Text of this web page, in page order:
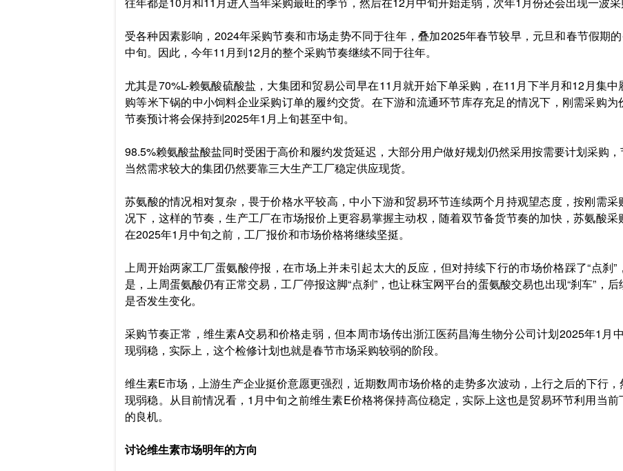
受各种因素影响，2024年采购节奏和市场走势不同于往年，叠加2025年春节较早，元旦和春节假期
中旬。因此，今年11月到12月的整个采购节奏继续不同于往年。
尤其是70%L-赖氨酸硫酸盐，大集团和贸易公司早在11月就开始下单采购，在11月下半月和12月集
购等米下锅的中小饲料企业采购订单的履约交货。在下游和流通环节库存充足的情况下，刚需采购
节奏预计将会保持到2025年1月上旬甚至中旬。
98.5%赖氨酸盐酸盐同时受困于高价和履约发货延迟，大部分用户做好规划仍然采用按需要计划采购，
当然需求较大的集团仍然要靠三大生产工厂稳定供应现货。
苏氨酸的情况相对复杂，畏于价格水平较高，中小下游和贸易环节连续两个月持观望态度，按刚需
况下，这样的节奏，生产工厂在市场报价上更容易掌握主动权，随着双节备货节奏的加快，苏氨酸采
在2025年1月中旬之前，工厂报价和市场价格将继续坚挺。
上周开始两家工厂蛋氨酸停报，在市场上并未引起太大的反应，但对持续下行的市场价格踩了“点刹
是，上周蛋氨酸仍有正常交易，工厂停报这脚“点刹”，也让秣宝网平台的蛋氨酸交易也出现“刹车”，
是否发生变化。
采购节奏正常，维生素A交易和价格走弱，但本周市场传出浙江医药昌海生物分公司计划2025年1月
现弱稳，实际上，这个检修计划也就是春节市场采购较弱的阶段。
维生素E市场，上游生产企业挺价意愿更强烈，近期数周市场价格的走势多次波动，上行之后的下行
现弱稳。从目前情况看，1月中旬之前维生素E价格将保持高位稳定，实际上这也是贸易环节利用当
的良机。
讨论维生素市场明年的方向